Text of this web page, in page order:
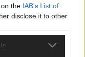
the IAB’s List of
disclose it to other